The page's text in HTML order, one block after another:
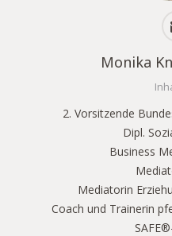
Monika
2. Vorsitzende
Dipl.
Business
Mediatorin
Coach und Trainerin